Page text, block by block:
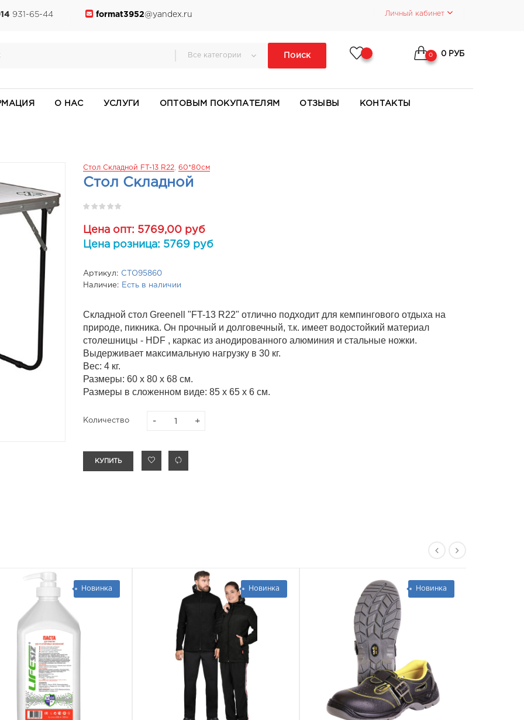
931-65-44 format3952@yandex.ru Личный кабинет
Все категории Поиск 0 0 РУБ
О НАС УСЛУГИ ОПТОВЫМ ПОКУПАТЕЛЯМ ОТЗЫВЫ КОНТАКТЫ
Стол Складной FT-13 R22, 60*80см
Стол Складной
Цена опт: 5769,00 руб
Цена розница: 5769 руб
Артикул: СТО95860
Наличие:
Есть в наличии
Складной стол Greenell "FT-13 R22" отлично подходит для кемпингового отдыха на
природе, пикника. Он прочный и долговечный, т.к. имеет водостойкий материал
столешницы - HDF , каркас из анодированного алюминия и стальные ножки.
Выдерживает максимальную нагрузку в 30 кг.
Вес: 4 кг.
Размеры: 60 х 80 х 68 см.
Размеры в сложенном виде: 85 х 65 х 6 см.
Количество
КУПИТЬ
Новинка Новинка Новинка